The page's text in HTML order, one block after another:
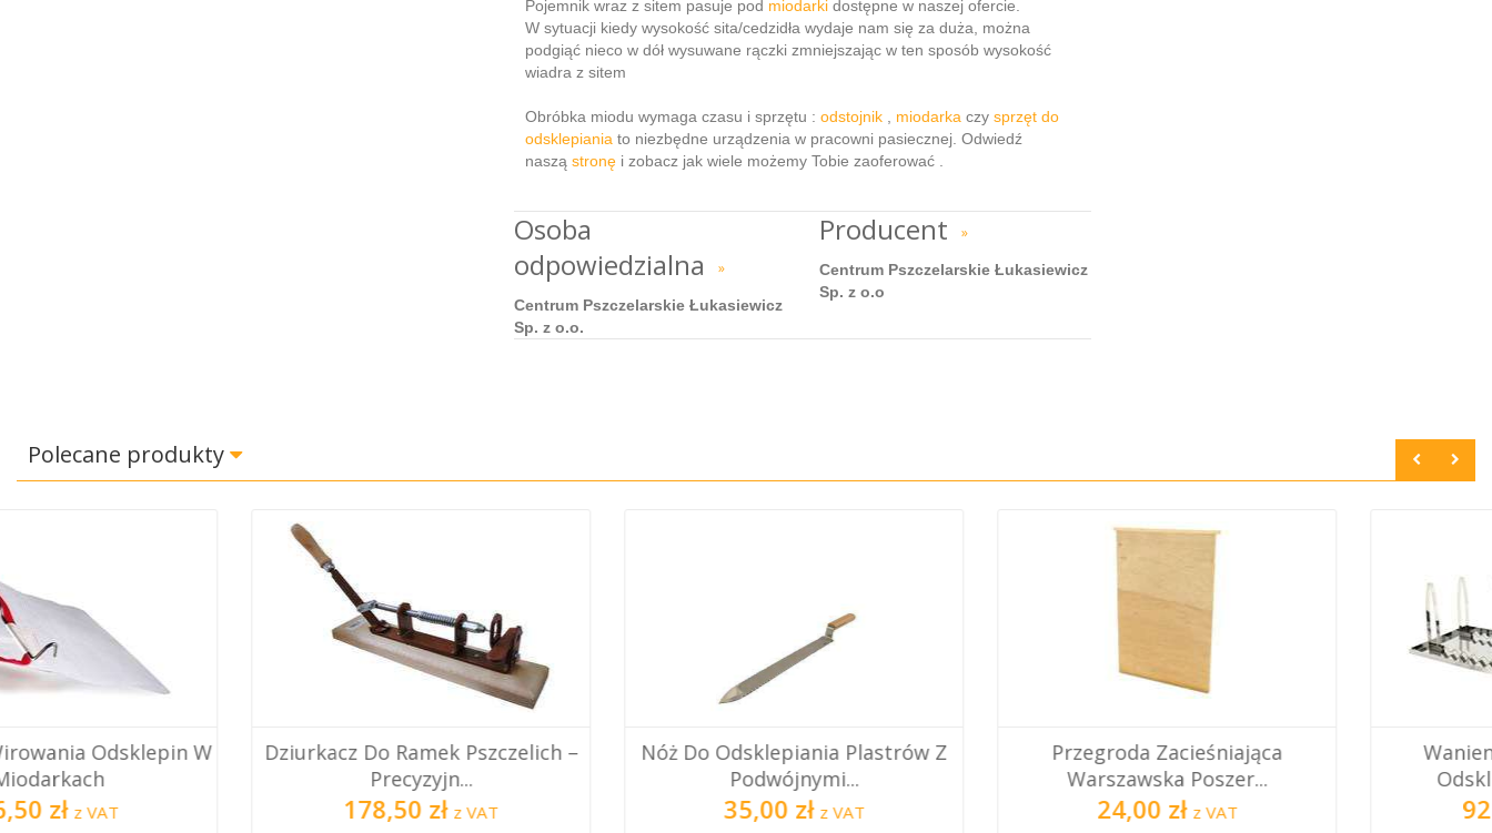
Pojemnik wraz z sitem pasuje pod miodarkidostępne w naszej ofercie.
W sytuacji kiedy wysokość sita/cedzidła wydaje nam się za duża, można
podgiąć nieco w dół wysuwane rączki zmniejszając w ten sposób wysokość
wiadra z sitem
Obróbka miodu wymaga czasu i sprzętu : odstojnik, miodarka czy sprzęt do
odsklepiania to niezbędne urządzenia w pracowni pasiecznej. Odwiedź
naszą stronęi zobacz jak wiele możemy Tobie zaoferować .
Osoba
odpowiedzialna
»
Centrum Pszczelarskie Łukasiewicz
Sp. z o.o.
Producent »
Centrum Pszczelarskie Łukasiewicz
Sp. z o.o
Polecane produkty
Dziurkacz Do Ramek Pszczelich –
178,50 zł
Nóż Do Odsklepiania Plastrów Z
35,00 zł
Przegroda Zacieśniająca
Warszawska Poszer...
24,00 zł
Wanienka Plastikowa Do
Odsklepiania Ramek...
925,00 zł